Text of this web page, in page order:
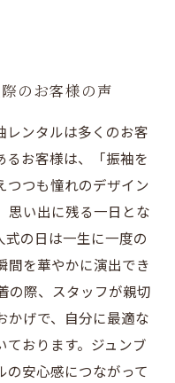
のお客様の声
レンタルは多くのお客
るお客様は、「振袖を
つつも憧れのデザイン
思い出に残る一日とな
式の日は一生に一度の
間を華やかに演出でき
の際、スタッフが親切
かげで、自分に最適な
おります。ジュンブ
の安心感につながって